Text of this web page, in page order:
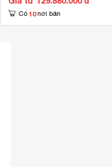
Có 10 nơi bán